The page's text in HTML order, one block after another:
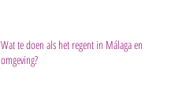
Wat te doen als het regent in Málaga en
omgeving?